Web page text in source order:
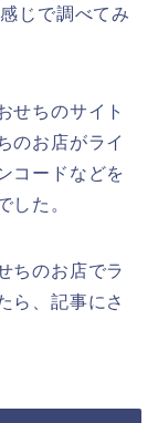
じで調べてみ
せちのサイト
のお店がライ
コードなどを
した。
ちのお店でラ
ら、記事にさ